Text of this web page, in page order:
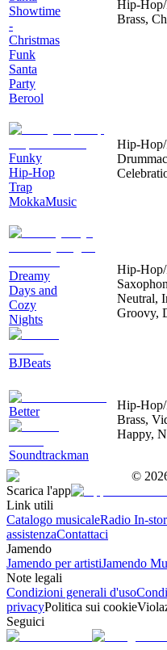
Showtime
-
Christmas
Funk
Santa
Party
Berool
Hip-
Brass,
Funky
Hip-Hop
Trap
MokkaMusic
Hip-Hop/
Dreamy
Days and
Cozy
Nights
BJBeats
Hip-Hop/
Neutral,
Groovy,
Better
Soundtrackman
Hip-
Brass,
Happy,
©
Scarica l'app
Link utili
Catalogo musicaleRadio In-
assistenzaContattaci
Jamendo
Jamendo per artistiJamendo
Note legali
Condizioni generali d'uso
privacyPolitica sui cookie
Seguici